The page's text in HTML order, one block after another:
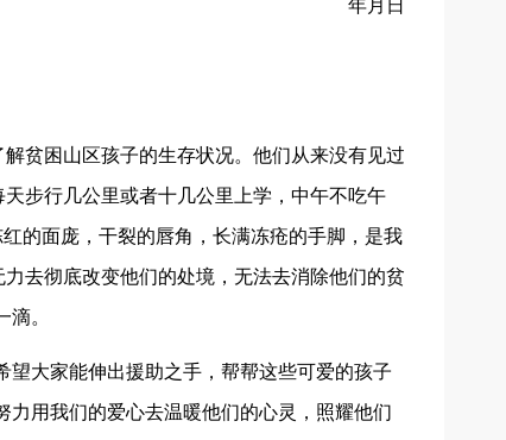
年月日
贫困山区孩子的生存状况。他们从来没有见过
步行几公里或者十几公里上学，中午不吃午
的面庞，干裂的唇角，长满冻疮的手脚，是我
去彻底改变他们的处境，无法去消除他们的贫
。
大家能伸出援助之手，帮帮这些可爱的孩子
用我们的爱心去温暖他们的心灵，照耀他们